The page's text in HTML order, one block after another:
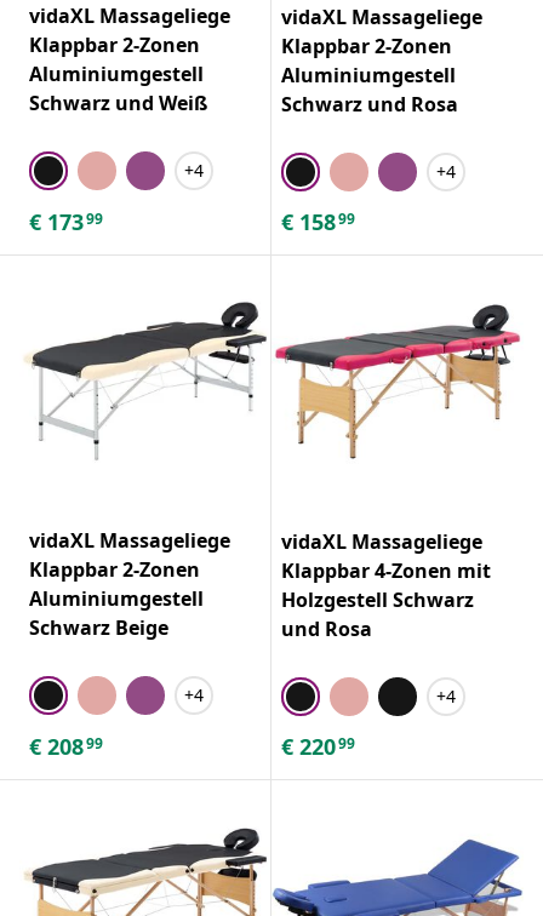
vidaXL Massageliege
Klappbar 2-Zonen
Aluminiumgestell
Schwarz und Weiß
+4
€ 17399
vidaXL Massageliege
Klappbar 2-Zonen
Aluminiumgestell
Schwarz und Rosa
+4
€ 15899
vidaXL Massageliege
Klappbar 2-Zonen
Aluminiumgestell
Schwarz Beige
+4
€ 20899
vidaXL Massageliege
Klappbar 4-Zonen mit
Holzgestell Schwarz
und Rosa
+4
€ 22099